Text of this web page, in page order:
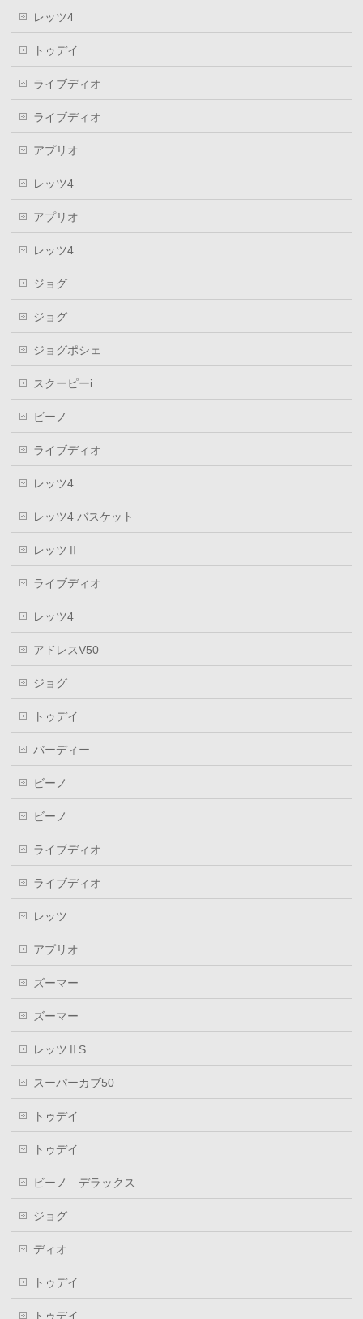
レッツ4
トゥデイ
ライブディオ
ライブディオ
アプリオ
レッツ4
アプリオ
レッツ4
ジョグ
ジョグ
ジョグポシェ
スクーピーi
ビーノ
ライブディオ
レッツ4
レッツ4 バスケット
レッツⅡ
ライブディオ
レッツ4
アドレスV50
ジョグ
トゥデイ
バーディー
ビーノ
ビーノ
ライブディオ
ライブディオ
レッツ
アプリオ
ズーマー
ズーマー
レッツⅡS
スーパーカブ50
トゥデイ
トゥデイ
ビーノ デラックス
ジョグ
ディオ
トゥデイ
トゥデイ